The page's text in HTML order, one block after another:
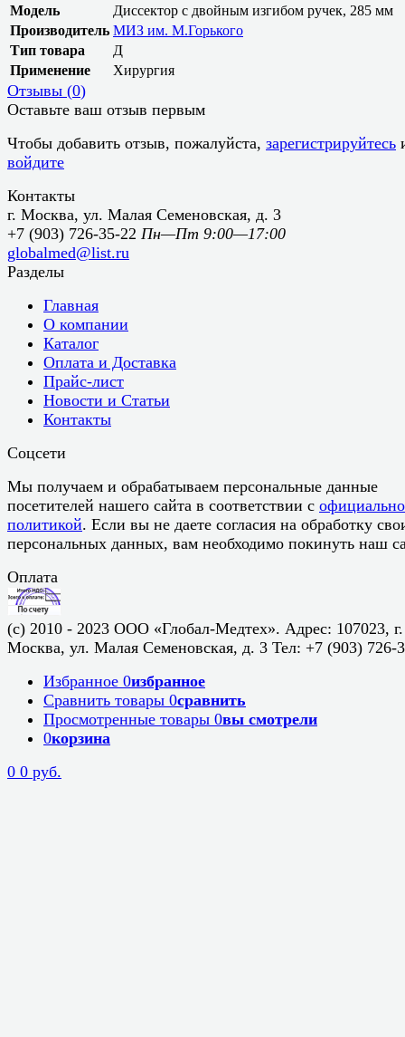
Модель
Диссектор с двойным изгибом ручек, 285 мм
Производитель МИЗ им. М.Горького
Тип товара
Д
Применение
Хирургия
Отзывы (0)
Оставьте ваш отзыв первым
Чтобы добавить отзыв, пожалуйста, зарегистрируйтесь
войдите
Контакты
г. Москва, ул. Малая Семеновская, д. 3
+7 (903) 726-35-22 Пн—Пт 9:00—17:00
globalmed@list.ru
Разделы
Главная
О компании
Каталог
Оплата и Доставка
Прайс-лист
Новости и Статьи
Контакты
Соцсети
Мы получаем и обрабатываем персональные данные
посетителей нашего сайта в соответствии с
политикой. Если вы не даете согласия на обработку
персональных данных, вам необходимо покинуть наш
Оплата
(c) 2010 - 2023 ООО «Глобал-Медтех». Адрес: 107023, г.
Москва, ул. Малая Семеновская, д. 3 Тел: +7 (903) 726-
Избранное 0избранное
Сравнить товары 0сравнить
Просмотренные товары 0вы смотрели
0корзина
0 0 руб.